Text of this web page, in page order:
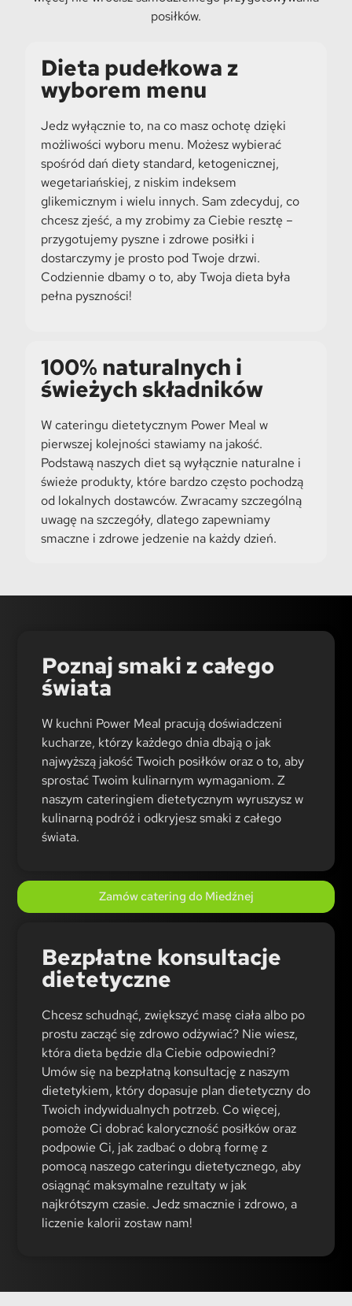
posiłków.
Dieta pudełkowa z
wyborem menu
Jedz wyłącznie to, na co masz ochotę dzięki
możliwości wyboru menu. Możesz wybierać
spośród dań diety standard, ketogenicznej,
wegetariańskiej, z niskim indeksem
glikemicznym i wielu innych. Sam zdecyduj, co
chcesz zjeść, a my zrobimy za Ciebie resztę –
przygotujemy pyszne i zdrowe posiłki i
dostarczymy je prosto pod Twoje drzwi.
Codziennie dbamy o to, aby Twoja dieta była
pełna pyszności!
100% naturalnych i
świeżych składników
W cateringu dietetycznym Power Meal w
pierwszej kolejności stawiamy na jakość.
Podstawą naszych diet są wyłącznie naturalne i
świeże produkty, które bardzo często pochodzą
od lokalnych dostawców. Zwracamy szczególną
uwagę na szczegóły, dlatego zapewniamy
smaczne i zdrowe jedzenie na każdy dzień.
Poznaj smaki z całego
świata
W kuchni Power Meal pracują doświadczeni
kucharze, którzy każdego dnia dbają o jak
najwyższą jakość Twoich posiłków oraz o to, aby
sprostać Twoim kulinarnym wymaganiom. Z
naszym cateringiem dietetycznym wyruszysz w
kulinarną podróż i odkryjesz smaki z całego
świata.
Zamów catering do Miedźnej
Bezpłatne konsultacje
dietetyczne
Chcesz schudnąć, zwiększyć masę ciała albo po
prostu zacząć się zdrowo odżywiać? Nie wiesz,
która dieta będzie dla Ciebie odpowiedni?
Umów się na bezpłatną konsultację z naszym
dietetykiem, który dopasuje plan dietetyczny do
Twoich indywidualnych potrzeb. Co więcej,
pomoże Ci dobrać kaloryczność posiłków oraz
podpowie Ci, jak zadbać o dobrą formę z
pomocą naszego cateringu dietetycznego, aby
osiągnąć maksymalne rezultaty w jak
najkrótszym czasie. Jedz smacznie i zdrowo, a
liczenie kalorii zostaw nam!